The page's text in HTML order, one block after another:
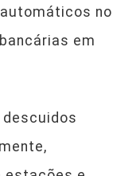
no
em
descuidos